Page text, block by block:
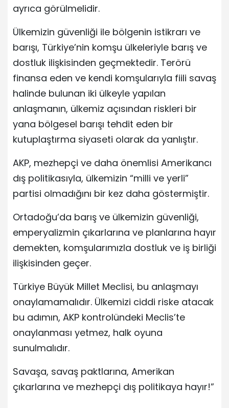
ayrıca görülmelidir.
Ülkemizin güvenliği ile bölgenin istikrarı ve
barışı, Türkiye’nin komşu ülkeleriyle barış ve
dostluk ilişkisinden geçmektedir. Terörü
finansa eden ve kendi komşularıyla fiili savaş
halinde bulunan iki ülkeyle yapılan
anlaşmanın, ülkemiz açısından riskleri bir
yana bölgesel barışı tehdit eden bir
kutuplaştırma siyaseti olarak da yanlıştır.
AKP, mezhepçi ve daha önemlisi Amerikancı
dış politikasıyla, ülkemizin “milli ve yerli”
partisi olmadığını bir kez daha göstermiştir.
Ortadoğu’da barış ve ülkemizin güvenliği,
emperyalizmin çıkarlarına ve planlarına hayır
demekten, komşularımızla dostluk ve iş birliği
ilişkisinden geçer.
Türkiye Büyük Millet Meclisi, bu anlaşmayı
onaylamamalıdır. Ülkemizi ciddi riske atacak
bu adımın, AKP kontrolündeki Meclis’te
onaylanması yetmez, halk oyuna
sunulmalıdır.
Savaşa, savaş paktlarına, Amerikan
çıkarlarına ve mezhepçi dış politikaya hayır!”